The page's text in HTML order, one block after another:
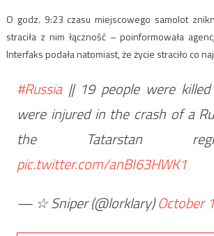
O godz. 9:23 czasu miejscowego samolot
straciła z nim łączność – poinformowała
Interfaks podała natomiast, że życie straciło co
#Russia|| 19 people were
were injured in the crash of a
the Tatarstan
pic.twitter.com/anBI63HWK1
— ☆ Sniper (@lorklary)October